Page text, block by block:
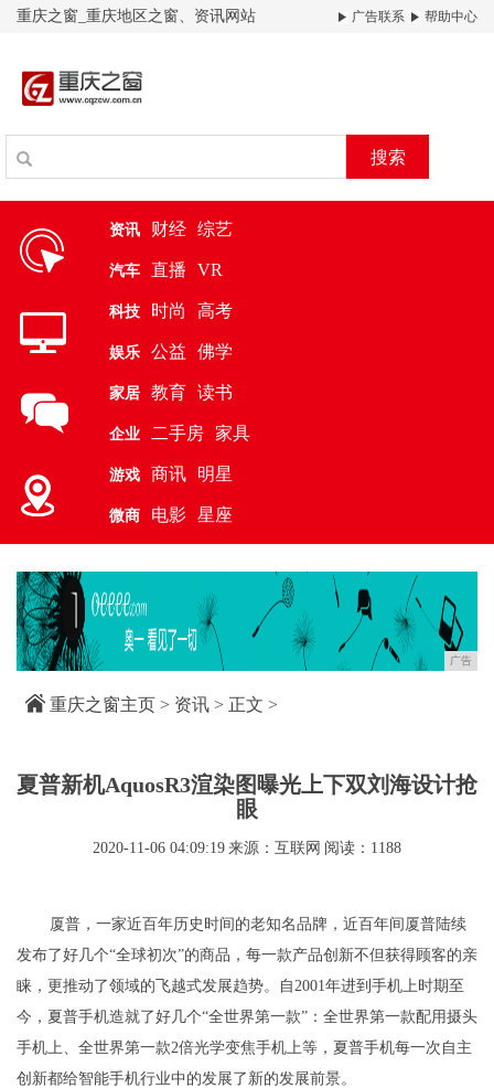
重庆之窗_重庆地区之窗、资讯网站 广告联系 帮助中心
搜索
资讯 财经 综艺
汽车 直播 VR
科技 时尚 高考
娱乐 公益 佛学
家居 教育 读书
企业 二手房 家具
游戏 商讯 明星
微商 电影 星座
广告
重庆之窗主页 > 资讯 > 正文 >
夏普新机AquosR3渲染图曝光上下双刘海设计抢
眼
2020-11-06 04:09:19 来源：互联网 阅读：1188
厦普，一家近百年历史时间的老知名品牌，近百年间厦普陆续
发布了好几个“全球初次”的商品，每一款产品创新不但获得顾客的亲
睐，更推动了领域的飞越式发展趋势。自2001年进到手机上时期至
今，夏普手机造就了好几个“全世界第一款”：全世界第一款配用摄头
手机上、全世界第一款2倍光学变焦手机上等，夏普手机每一次自主
创新都给智能手机行业中的发展了新的发展前景。